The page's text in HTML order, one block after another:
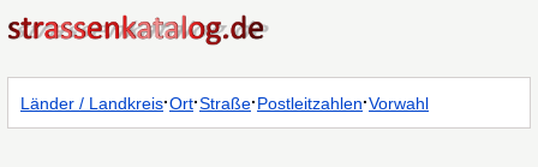
Länder / Landkreis·Ort·Straße·Postleitzahlen·Vorwahl